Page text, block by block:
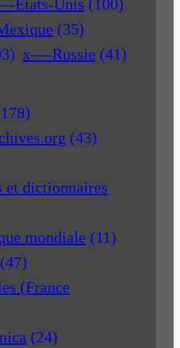
Etats-Unis (100)
(35)
x—-Russie (41)
(43)
et dictionnaires
mondiale (11)
(47)
(France
(24)